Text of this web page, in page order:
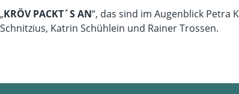
„KRÖV PACKT´S AN“, das sind im Augenblick Petra
Schnitzius, Katrin Schühlein und Rainer Trossen.